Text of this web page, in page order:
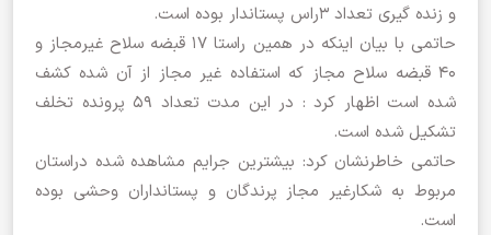
و زنده گیری تعداد 3راس پستاندار بوده است.
حاتمی با بیان اینکه در همین راستا 17 قبضه سلاح غیرمجاز و
40 قبضه سلاح مجاز که استفاده غیر مجاز از آن شده کشف
شده است اظهار کرد : در این مدت تعداد ۵۹ پرونده تخلف
تشکیل شده است.
حاتمی خاطرنشان کرد: بیشترین جرایم مشاهده شده دراستان
مربوط به شکارغیر مجاز پرندگان و پستانداران وحشی بوده
است.